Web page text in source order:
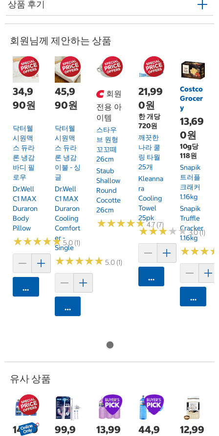
상품 후기
회원님께 제안하는 상품
34,9
90원
닥터웰
시원맥
스 듀라
론 냉감
바디 필
로우
Dr.Well
C1 MAX
Duraron
Body
Pillow
★★★★★
★★★★★ 5.0 (1)
카트에 담기
45,9
90원
닥터웰
시원맥
스 듀라
론 냉감
이불 - 싱
글
Dr.Well
C1 MAX
Duraron
Cooling
Comfort
Er -
Single
★★★★★
★★★★★ 5.0 (1)
카트에 담기
회원
전용 아
이템
스타우
브 원형
꼬꼬떼
26cm
Staub
Shallow
Round
Cocotte
26cm
★★★★★
★★★★★4.7 (7)
21,99
0원
한 개당
720원
깨끗한
나라 쿨
링 타월
25개
Kleanna
Ra
Cooling
Towel
25pk
★★★★★
★★★★★3.0 (1)
카트에 담기
Costco
Grocer
y
13,69
0원
10g당
118원
Snapik
트러플
크래커
1.16kg
Snapik
Truffle
Cracker
1.16kg
★★★
★★★
카트에
유사 상품
14,99
99,9
13,99
44,9
12,99